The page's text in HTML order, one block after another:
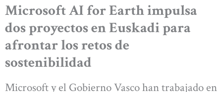
Microsoft AI for Earth impulsa
dos proyectos en Euskadi para
afrontar los retos de
sostenibilidad
Microsoft y el Gobierno Vasco han trabajado en